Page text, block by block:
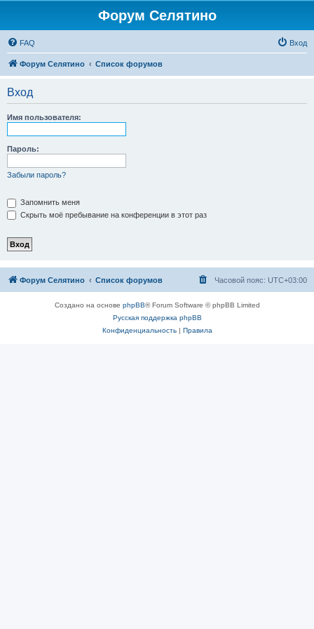
Форум Селятино
FAQ Вход
Форум Селятино Список форумов
Вход
Имя пользователя:
Пароль:
Забыли пароль?
Запомнить меня
Скрыть моё пребывание на конференции в этот раз
Форум Селятино Список форумов Часовой пояс: UTC+03:00
Создано на основе phpBB® Forum Software © phpBB Limited
Русская поддержка phpBB
Конфиденциальность| Правила